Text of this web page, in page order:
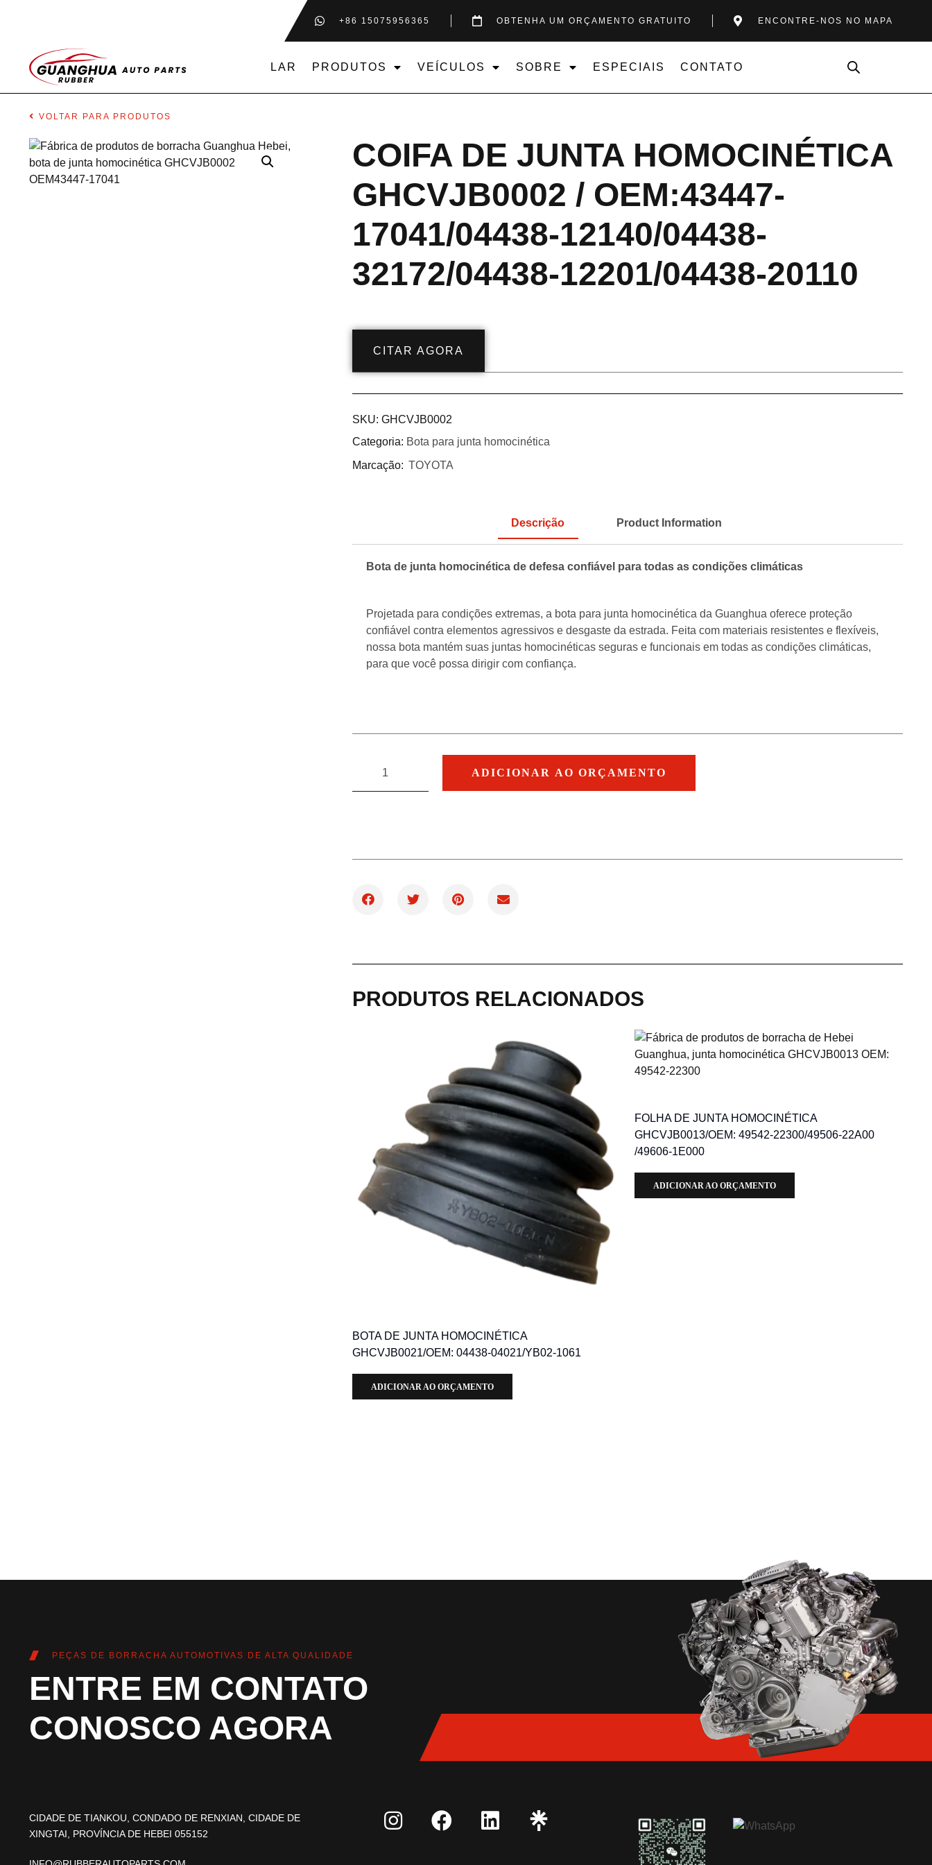
+86 15075956365 OBTENHA UM ORÇAMENTO GRATUITO ENCONTRE-NOS NO MAPA
LAR PRODUTOS VEÍCULOS SOBRE ESPECIAIS CONTATO
VOLTAR PARA PRODUTOS
COIFA DE JUNTA HOMOCINÉTICA
GHCVJB0002 / OEM:43447-
17041/04438-12140/04438-
32172/04438-12201/04438-20110
CITAR AGORA
SKU:GHCVJB0002
Categoria: Bota para junta homocinética
Marcação: TOYOTA
Descrição Product Information
Bota de junta homocinética de defesa confiável para todas as condições climáticas
Projetada para condições extremas, a bota para junta homocinética da Guanghua oferece proteção
confiável contra elementos agressivos e desgaste da estrada. Feita com materiais resistentes e flexíveis,
nossa bota mantém suas juntas homocinéticas seguras e funcionais em todas as condições climáticas,
para que você possa dirigir com confiança.
ADICIONAR AO ORÇAMENTO
PRODUTOS RELACIONADOS
BOTA DE JUNTA HOMOCINÉTICA
GHCVJB0021/OEM: 04438-04021/YB02-1061
ADICIONAR AO ORÇAMENTO
FOLHA DE JUNTA HOMOCINÉTICA
GHCVJB0013/OEM: 49542-22300/49506-22A00
/49606-1E000
ADICIONAR AO ORÇAMENTO
PEÇAS DE BORRACHA AUTOMOTIVAS DE ALTA QUALIDADE
ENTRE EM CONTATO
CONOSCO AGORA
CIDADE DE TIANKOU, CONDADO DE RENXIAN, CIDADE DE
XINGTAI, PROVÍNCIA DE HEBEI 055152